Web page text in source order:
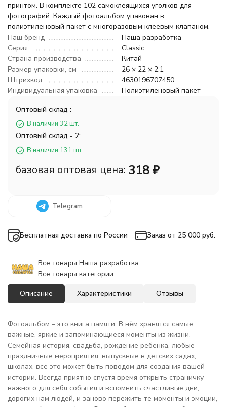
принтом. В комплекте 102 самоклеящихся уголков для
фотографий. Каждый фотоальбом упакован в
полиэтиленовый пакет с многоразовым клеевым клапаном.
Наш бренд
Наша разработка
Серия
Classic
Страна производства
Китай
Размер упаковки, см
26 × 22 × 2.1
Штрихкод
4630196707450
Индивидуальная упаковка
Полиэтиленовый пакет
Оптовый склад :
В наличии 32 шт.
Оптовый склад - 2:
В наличии 131 шт.
базовая оптовая цена: 318₽
Telegram
Бесплатная доставка по России Заказ от 25 000 руб.
Все товары Наша разработка
Все товары категории
Описание Характеристики Отзывы
Фотоальбом – это книга памяти. В нём хранятся самые
важные, яркие и запоминающиеся моменты из жизни.
Семейная история, свадьба, рождение ребёнка, любые
праздничные мероприятия, выпускные в детских садах,
школах, всё это может быть поводом для создания вашей
истории. Всегда приятно спустя время открыть страничку
важного для себя события и вспомнить счастливые дни,
дорогих нам людей, и заново пережить те моменты и эмоции,